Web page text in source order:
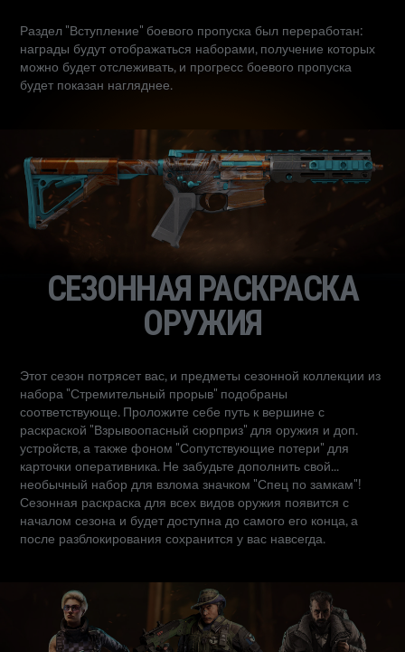
Раздел "Вступление" боевого пропуска был переработан:
награды будут отображаться наборами, получение которых
можно будет отслеживать, и прогресс боевого пропуска
будет показан нагляднее.
СЕЗОННАЯ РАСКРАСКА
ОРУЖИЯ
Этот сезон потрясет вас, и предметы сезонной коллекции из
набора "Стремительный прорыв" подобраны
соответствующе. Проложите себе путь к вершине с
раскраской "Взрывоопасный сюрприз" для оружия и доп.
устройств, а также фоном "Сопутствующие потери" для
карточки оперативника. Не забудьте дополнить свой...
необычный набор для взлома значком "Спец по замкам"!
Сезонная раскраска для всех видов оружия появится с
началом сезона и будет доступна до самого его конца, а
после разблокирования сохранится у вас навсегда.